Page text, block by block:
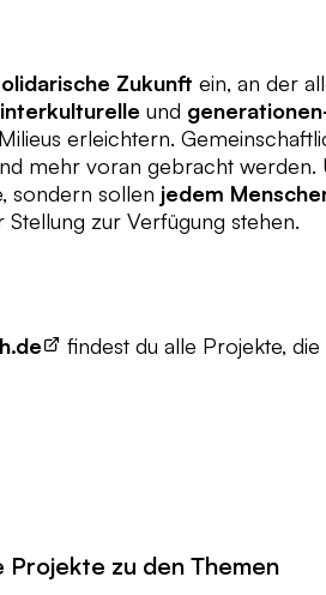
Zukunft ein, an der
interkulturelle und
erleichtern.
mehr voran gebracht werden.
sondern sollen jedem
zur Verfügung stehen.
findest du alle Projekte,
Projekte zu den Themen